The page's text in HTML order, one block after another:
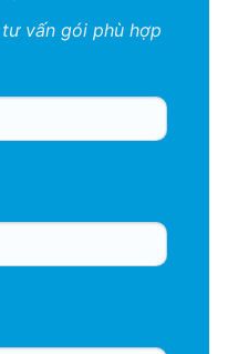
vấn gói phù hợp